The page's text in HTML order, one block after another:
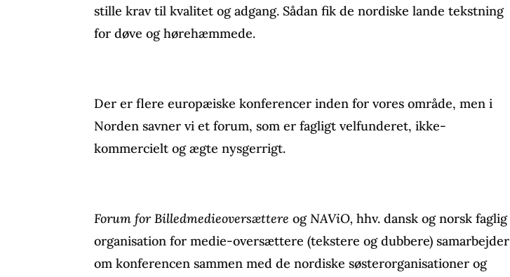
stille krav til kvalitet og adgang. Sådan fik de nordiske lande tekstning
for døve og hørehæmmede.
Der er flere europæiske konferencer inden for vores område, men i
Norden savner vi et forum, som er fagligt velfunderet, ikke-
kommercielt og ægte nysgerrigt.
Forum for BilledmedieoversættereogNAViO,hhv. dansk og norsk faglig
organisation for medie-oversættere (tekstere og dubbere) samarbejder
om konferencen sammen med de nordiske søsterorganisationer og